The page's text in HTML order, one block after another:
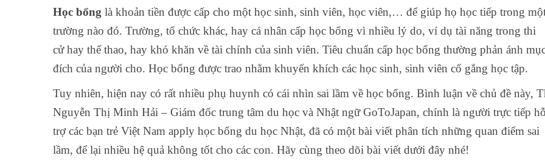
Học bổng là khoản tiền được cấp cho một học sinh, sinh viên, học viên,… để giúp họ học tiếp trong
trường nào đó. Trường, tổ chức khác, hay cá nhân cấp học bổng vì nhiều lý do, ví dụ tài năng trong thi
cử hay thể thao, hay khó khăn về tài chính của sinh viên. Tiêu chuẩn cấp học bổng thường phản ánh
đích của người cho. Học bổng được trao nhằm khuyến khích các học sinh, sinh viên cố gắng học tập.
Tuy nhiên, hiện nay có rất nhiều phụ huynh có cái nhìn sai lầm về học bổng. Bình luận về chủ đề này,
Nguyễn Thị Minh Hải – Giám đốc trung tâm du học và Nhật ngữ GoToJapan, chính là người trực tiếp hỗ
trợ các bạn trẻ Việt Nam apply học bổng du học Nhật, đã có một bài viết phân tích những quan điểm sai
lầm, để lại nhiều hệ quả không tốt cho các con. Hãy cùng theo dõi bài viết dưới đây nhé!